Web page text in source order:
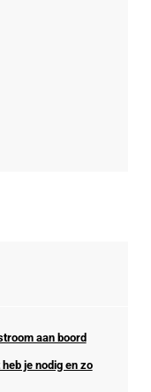
aan boord
je nodig en zo